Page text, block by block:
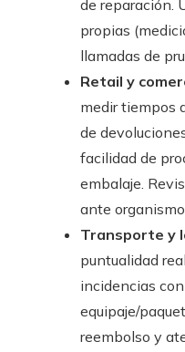
de reparación.
propias
llamadas de
Retail y
medir tiempos
de
facilidad de
embalaje.
ante
Transporte y
puntualidad
incidencias con
equipaje/
reembolso y